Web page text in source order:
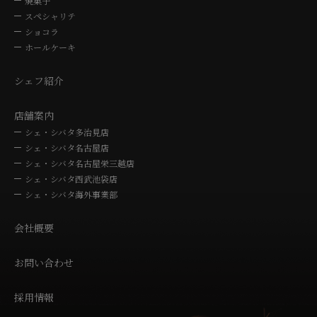
スペシャリテ
ショコラ
ホールケーキ
シェフ紹介
店舗案内
シェ・シバタ多治見店
シェ・シバタ名古屋店
シェ・シバタ名古屋栄三越店
シェ・シバタ西武池袋店
シェ・シバタ海外事業部
会社概要
お問い合わせ
採用情報